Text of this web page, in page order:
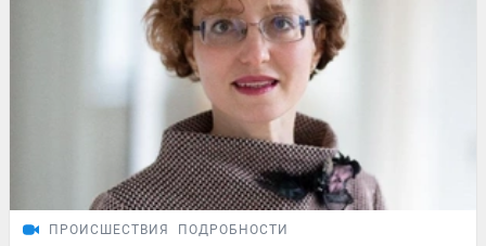
ПРОИСШЕСТВИЯ ПОДРОБНОСТИ